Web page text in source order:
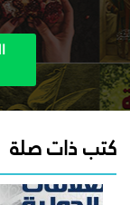
كتب ذات صلة